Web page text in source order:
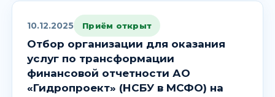
10.12.2025 Приём открыт
Отбор организации для оказания
услуг по трансформации
финансовой отчетности АО
«Гидропроект» (НСБУ в МСФО) на